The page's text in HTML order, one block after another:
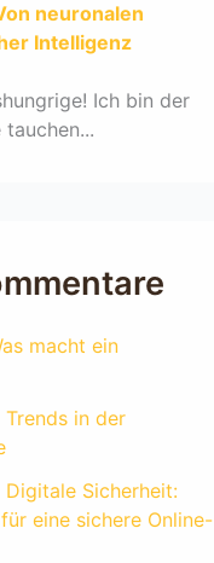
neuronalen
Intelligenz
Ich bin der
macht ein
Trends in der
Digitale Sicherheit:
eine sichere Online-